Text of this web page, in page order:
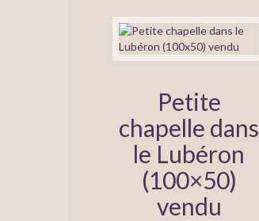
Petite
chapelle dans
le Lubéron
(100×50)
vendu